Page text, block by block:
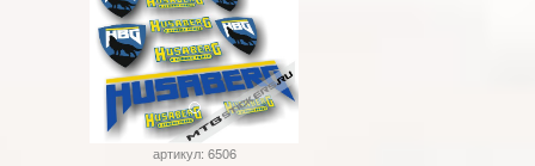
артикул: 6506